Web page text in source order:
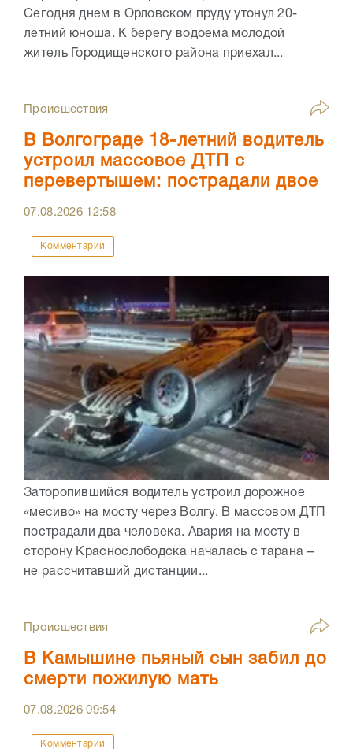
Сегодня днем в Орловском пруду утонул 20-
летний юноша. К берегу водоема молодой
житель Городищенского района приехал...
Происшествия
В Волгограде 18-летний водитель
устроил массовое ДТП с
перевертышем: пострадали двое
07.08.2026 12:58
Комментарии
Заторопившийся водитель устроил дорожное
«месиво» на мосту через Волгу. В массовом ДТП
пострадали два человека. Авария на мосту в
сторону Краснослободска началась с тарана –
не рассчитавший дистанции...
Происшествия
В Камышине пьяный сын забил до
смерти пожилую мать
07.08.202609:54
Комментарии